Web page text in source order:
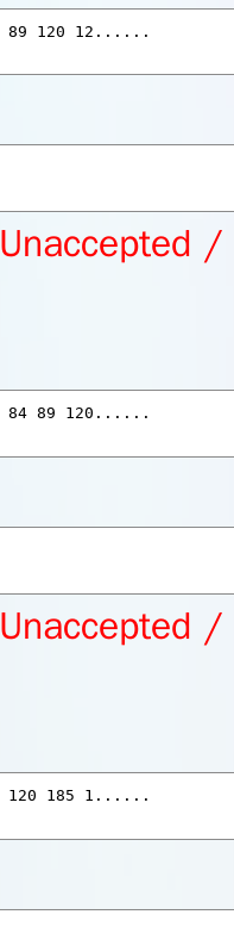
Unaccepted
Unaccepted